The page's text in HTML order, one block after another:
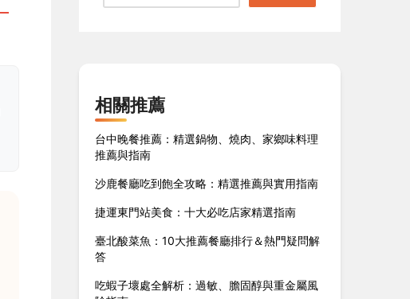
相關推薦
台中晚餐推薦：精選鍋物、燒肉、家鄉味料理
推薦與指南
沙鹿餐廳吃到飽全攻略：精選推薦與實用指南
捷運東門站美食：十大必吃店家精選指南
臺北酸菜魚：10大推薦餐廳排行＆熱門疑問解
答
吃蝦子壞處全解析：過敏、膽固醇與重金屬風